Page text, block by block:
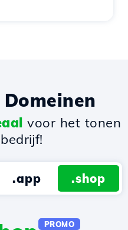
voor het tonen
.app .shop
PROMO